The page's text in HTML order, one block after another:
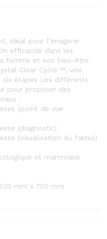
idéal pour l’imagerie
efficacité dans les
femme et son bien-être.
Clear Cycle ™, une
six étapes Les différents
pour proposer des
:
(point de vue
(diagnostic)
(visualisation du fœtus)
et mammaire
mm x 750 mm